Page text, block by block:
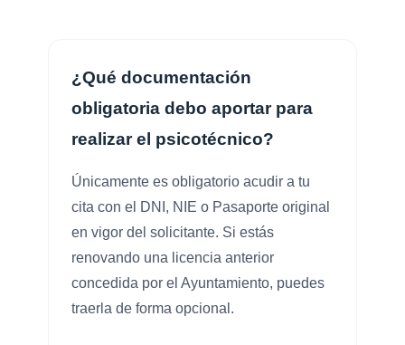
¿Qué documentación
obligatoria debo aportar para
realizar el psicotécnico?
Únicamente es obligatorio acudir a tu
cita con el DNI, NIE o Pasaporte original
en vigor del solicitante. Si estás
renovando una licencia anterior
concedida por el Ayuntamiento, puedes
traerla de forma opcional.